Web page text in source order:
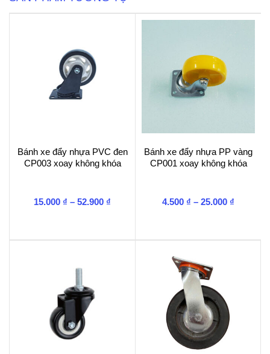
khóa
Bánh xe đẩy nhựa PVC đen
CP003 xoay không khóa
15.000 ₫ – 52.900 ₫
Bánh xe đẩy nhựa PP vàng
CP001 xoay không khóa
4.500 ₫ – 25.000 ₫